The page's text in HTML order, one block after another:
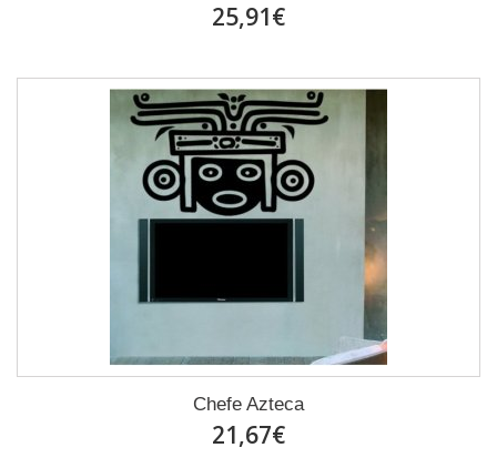
25,91€
Chefe Azteca
21,67€